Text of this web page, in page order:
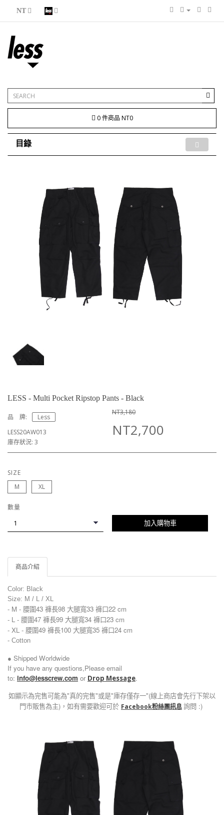
NT
0 件商品 NT0
目錄
LESS - Multi Pocket Ripstop Pants - Black
品 牌:
Less
LESS20AW013
庫存狀況: 3
NT3,180
NT2,700
SIZE
M
XL
數量
加入購物車
商品介紹
Color: Black
Size: M / L / XL
- M - 腰圍43 褲長98 大腿寬33 褲口22 cm
- L - 腰圍47 褲長99 大腿寬34 褲口23 cm
- XL - 腰圍49 褲長100 大腿寬35 褲口24 cm
- Cotton
● Shipped Worldwide
If you have any questions,Please email
to: info@lesscrew.com or Drop Message.
如顯示為完售可能為"真的完售"或是"庫存僅存一"(線上商店會先行下架以
門市販售為主)，如有需要歡迎可於 Facebook粉絲團訊息詢問 :)